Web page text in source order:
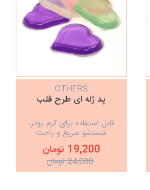
OTHERS
پد ژله ای طرح قلب
قابل استفاده برای کرم پودر،
شستشو سریع و راحت
19,200 تومان
24,000 تومان